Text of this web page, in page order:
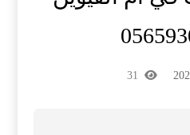
31